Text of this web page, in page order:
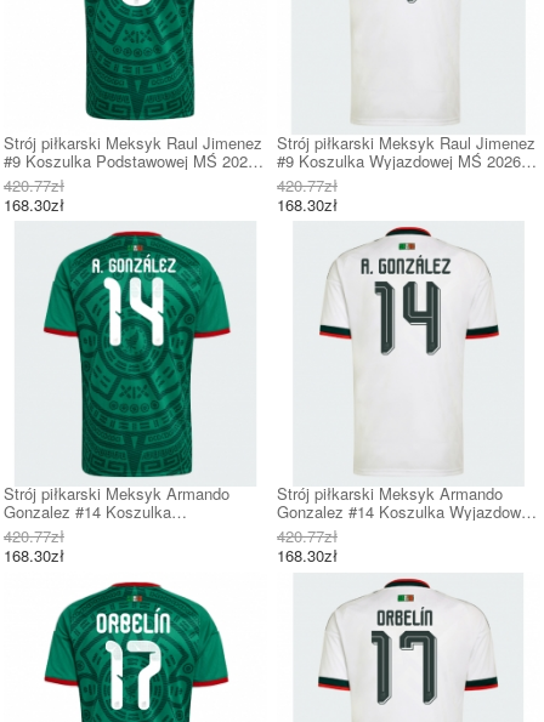
Strój piłkarski Meksyk Raul Jimenez
#9 Koszulka Podstawowej MŚ 2026
Krótki Rękaw
420.77zł
168.30zł
Strój piłkarski Meksyk Raul Jimenez
#9 Koszulka Wyjazdowej MŚ 2026
Krótki Rękaw
420.77zł
168.30zł
Strój piłkarski Meksyk Armando
Gonzalez #14 Koszulka
Podstawowej MŚ 2026 Krótki Rękaw
420.77zł
168.30zł
Strój piłkarski Meksyk Armando
Gonzalez #14 Koszulka Wyjazdowej
MŚ 2026 Krótki Rękaw
420.77zł
168.30zł